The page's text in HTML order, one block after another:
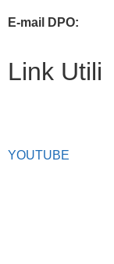
E-mail DPO:
Link Utili
YOUTUBE